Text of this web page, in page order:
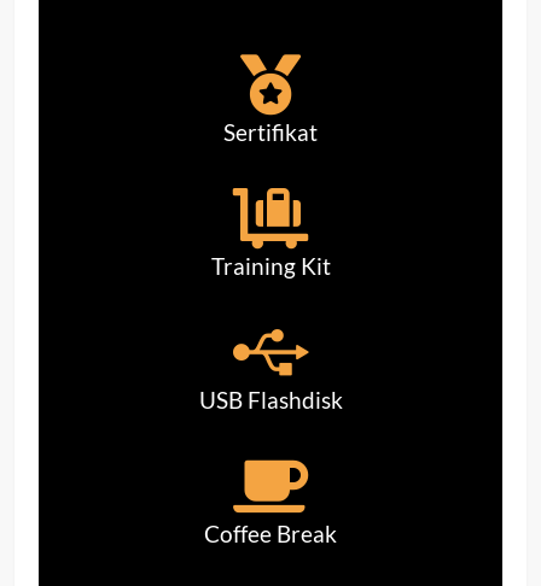
Sertifikat
Training Kit
USB Flashdisk
Coffee Break